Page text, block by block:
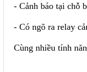
- Cảnh báo tại chỗ
- Có ngõ ra relay
Cùng nhiều tính